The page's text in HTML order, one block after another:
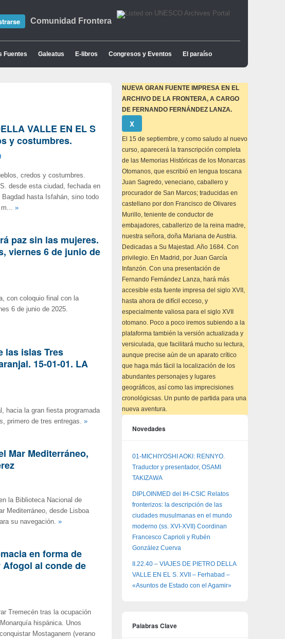
Comunidad Frontera
Fuentes Galeatus E-libros Congresos y Eventos El paraíso
VALLE EN EL S
y costumbres.
credos y costumbres.
desde esta ciudad, fechada en
hasta Isfahán, sino todo
»
paz sin las mujeres.
viernes 6 de junio de
con coloquio final con la
6 de junio de 2025.
las islas Tres
15-01-01. LA
hacia la gran fiesta programada
primero de tres entregas. »
Mar Mediterráneo,
la Biblioteca Nacional de
Mediterráneo, desde Lisboa
su navegación. »
en forma de
al conde de
Tremecén tras la ocupación
hispánica. Unos
Mostaganem (verano
NUEVA GRAN FUENTE IMPRESA EN EL
ARCHIVO DE LA FRONTERA, A CARGO
DE FERNANDO FERNÁNDEZ LANZA.
Descartar
este
aviso
Χ
El 15 de septiembre, y como saludo al nuevo
curso, aparecerá la transcripción completa
de las Memorias Históricas de los Monarcas
Otomanos, que escribió en lengua toscana
Juan Sagredo, veneciano, caballero y
procurador de San Marcos; traducidas en
castellano por don Francisco de Olivares
Murillo, teniente de conductor de
embajadores, caballerizo de la reina madre,
nuestra señora, doña Mariana de Austria.
Dedicadas a Su Majestad. Año 1684. Con
privilegio. En Madrid, por Juan García
Infanzón. Con una presentación de
Fernando Fernández Lanza, hará más
accesible esta fuente impresa del siglo XVII,
hasta ahora de difícil ecceso, y
especialmente valiosa para el siglo XVII
otomano. Poco a poco iremos subiendo a la
plataforma también la versión actualizada y
versiculada, que facilitará mucho su lectura,
aunque precise aún de un aparato crítico
que haga más fácil la localización de los
abundantes personajes y lugares
geográficos, así como las imprecisiones
cronológicsas. Un punto de partida para una
nueva aventura.
Novedades
01-MICHIYOSHI AOKI: RENNYO.
Traductor y presentador, OSAMI
TAKIZAWA
DIPLOINMED del IH-CSIC Relatos
fronterizos: la descripción de las
ciudades musulmanas en el mundo
moderno (ss. XVI-XVII) Coordinan
Francesco Caprioli y Rubén
González Cuerva
II.22.40 – VIAJES DE PIETRO DELLA
VALLE EN EL S. XVII – Ferhabad –
«Asuntos de Estado con el Agamir»
Palabras Clave